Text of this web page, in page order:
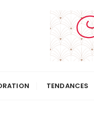
TENDANCES